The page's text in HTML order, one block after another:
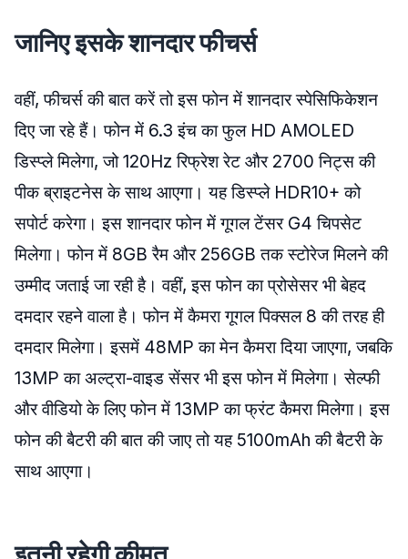
जानिए इसके शानदार फीचर्स
वहीं, फीचर्स की बात करें तो इस फोन में शानदार स्पेसिफिकेशन
दिए जा रहे हैं। फोन में 6.3 इंच का फुल HD AMOLED
डिस्प्ले मिलेगा, जो 120Hz रिफ्रेश रेट और 2700 निट्स की
पीक ब्राइटनेस के साथ आएगा। यह डिस्प्ले HDR10+ को
सपोर्ट करेगा। इस शानदार फोन में गूगल टेंसर G4 चिपसेट
मिलेगा। फोन में 8GB रैम और 256GB तक स्टोरेज मिलने की
उम्मीद जताई जा रही है। वहीं, इस फोन का प्रोसेसर भी बेहद
दमदार रहने वाला है। फोन में कैमरा गूगल पिक्सल 8 की तरह ही
दमदार मिलेगा। इसमें 48MP का मेन कैमरा दिया जाएगा, जबकि
13MP का अल्ट्रा-वाइड सेंसर भी इस फोन में मिलेगा। सेल्फी
और वीडियो के लिए फोन में 13MP का फ्रंट कैमरा मिलेगा। इस
फोन की बैटरी की बात की जाए तो यह 5100mAh की बैटरी के
साथ आएगा।